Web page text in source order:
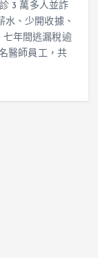
3 萬多人並詐
、少開收據、
七年間逃漏稅逾
醫師員工，共